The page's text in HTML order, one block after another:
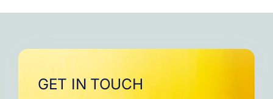
GET IN TOUCH